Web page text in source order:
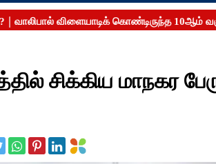
சிக்கிய மாநகர